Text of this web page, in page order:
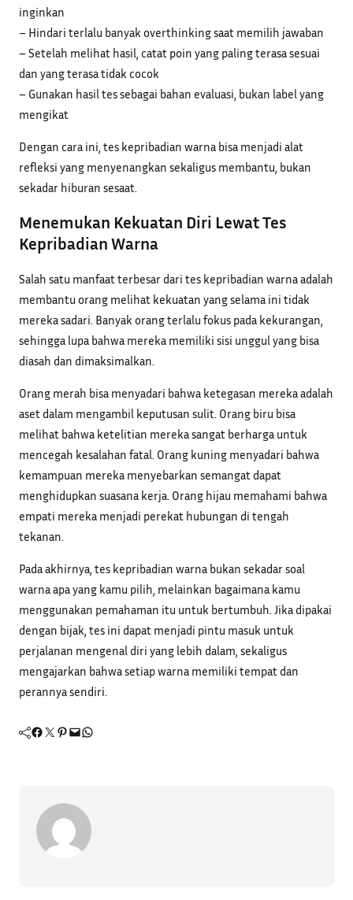
inginkan
– Hindari terlalu banyak overthinking saat memilih jawaban
– Setelah melihat hasil, catat poin yang paling terasa sesuai
dan yang terasa tidak cocok
– Gunakan hasil tes sebagai bahan evaluasi, bukan label yang
mengikat
Dengan cara ini, tes kepribadian warna bisa menjadi alat
refleksi yang menyenangkan sekaligus membantu, bukan
sekadar hiburan sesaat.
Menemukan Kekuatan Diri Lewat Tes
Kepribadian Warna
Salah satu manfaat terbesar dari tes kepribadian warna adalah
membantu orang melihat kekuatan yang selama ini tidak
mereka sadari. Banyak orang terlalu fokus pada kekurangan,
sehingga lupa bahwa mereka memiliki sisi unggul yang bisa
diasah dan dimaksimalkan.
Orang merah bisa menyadari bahwa ketegasan mereka adalah
aset dalam mengambil keputusan sulit. Orang biru bisa
melihat bahwa ketelitian mereka sangat berharga untuk
mencegah kesalahan fatal. Orang kuning menyadari bahwa
kemampuan mereka menyebarkan semangat dapat
menghidupkan suasana kerja. Orang hijau memahami bahwa
empati mereka menjadi perekat hubungan di tengah
tekanan.
Pada akhirnya, tes kepribadian warna bukan sekadar soal
warna apa yang kamu pilih, melainkan bagaimana kamu
menggunakan pemahaman itu untuk bertumbuh. Jika dipakai
dengan bijak, tes ini dapat menjadi pintu masuk untuk
perjalanan mengenal diri yang lebih dalam, sekaligus
mengajarkan bahwa setiap warna memiliki tempat dan
perannya sendiri.
Facebook Twitter Pinterest Mail WhatsApp